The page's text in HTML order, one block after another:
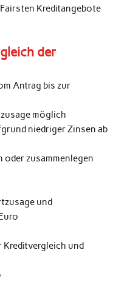
Kreditangebote
der
Antrag bis zur
möglich
niedriger Zinsen ab
zusammenlegen
und
und